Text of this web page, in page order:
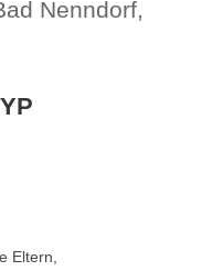
Nenndorf,
Eltern,